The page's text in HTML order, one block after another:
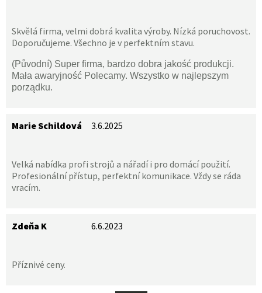
Skvělá firma, velmi dobrá kvalita výroby. Nízká poruchovost.
Doporučujeme. Všechno je v perfektním stavu.
(Původní) Super firma, bardzo dobra jakość produkcji.
Mała awaryjność Polecamy. Wszystko w najlepszym
porządku.
Marie Schildová 3.6.2025
Velká nabídka profi strojů a nářadí i pro domácí použití.
Profesionální přístup, perfektní komunikace. Vždy se ráda
vracím.
Zdeňa K 6.6.2023
Příznivé ceny.